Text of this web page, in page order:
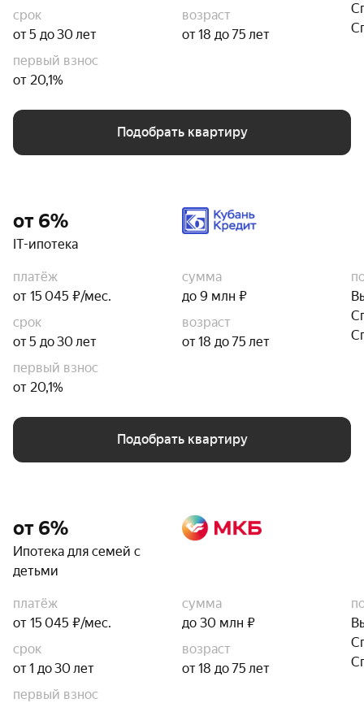
срок
от 5 до 30 лет
возраст
от 18 до 75 лет
первый взнос
от 20,1%
Подобрать квартиру
от 6%
IT-ипотека
платёж
от 15 045 ₽/мес.
сумма
до 9 млн ₽
срок
от 5 до 30 лет
возраст
от 18 до 75 лет
первый взнос
от 20,1%
Подобрать квартиру
от 6%
Ипотека для семей с
детьми
платёж
от 15 045 ₽/мес.
сумма
до 30 млн ₽
срок
от 1 до 30 лет
возраст
от 18 до 75 лет
первый взнос